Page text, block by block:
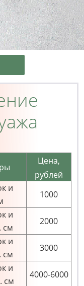
Цена,
рублей
и
1000
и
см
2000
и
см
3000
и
см
4000-6000